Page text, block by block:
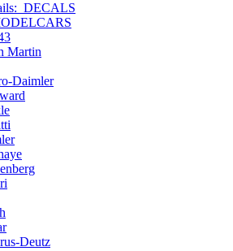
DECALS
Martin
Daimler
Deutz